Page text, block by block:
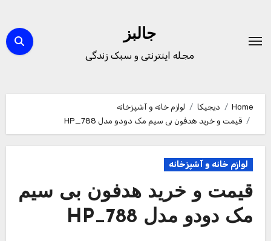
content
جالبز
مجله اینترنتی و سبک زندگی
Home دیجیکا
لوازم خانه و آشپزخانه
قیمت و خرید هدفون بی سیم مک دودو مدل HP_788
لوازم خانه و آشپزخانه
قیمت و خرید هدفون بی سیم
مک دودو مدل HP_788